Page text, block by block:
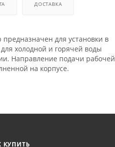
ДОСТАВКА
для установки в
холодной и горячей воды
Направление подачи рабочей
на корпусе.
КУПИТЬ